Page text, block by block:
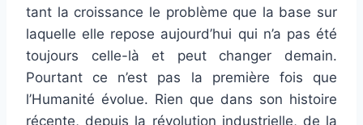
tant la croissance le problème que la base sur
laquelle elle repose aujourd’hui qui n’a pas été
toujours celle-là et peut changer demain.
Pourtant ce n’est pas la première fois que
l’Humanité évolue. Rien que dans son histoire
récente, depuis la révolution industrielle, de la